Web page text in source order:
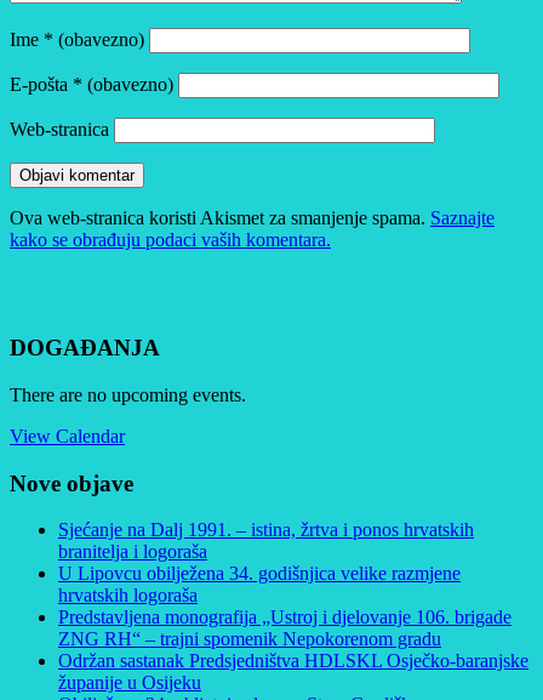
Ime * (obavezno)
E-pošta * (obavezno)
Web-stranica
Ova web-stranica koristi Akismet za smanjenje spama. Saznajte
kako se obrađuju podaci vaših komentara.
DOGAĐANJA
There are no upcoming events.
View Calendar
Nove objave
Sjećanje na Dalj 1991. – istina, žrtva i ponos hrvatskih
branitelja i logoraša
U Lipovcu obilježena 34. godišnjica velike razmjene
hrvatskih logoraša
Predstavljena monografija „Ustroj i djelovanje 106. brigade
ZNG RH“ – trajni spomenik Nepokorenom gradu
Održan sastanak Predsjedništva HDLSKL Osječko-baranjske
županije u Osijeku